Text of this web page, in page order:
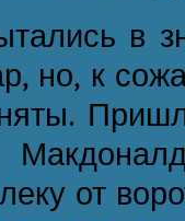
в
но, к
от